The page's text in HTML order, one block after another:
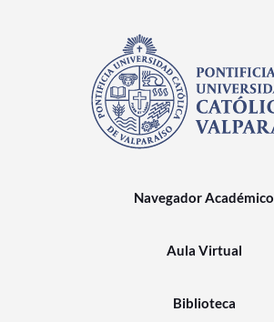
Navegador Académico
Aula Virtual
Biblioteca